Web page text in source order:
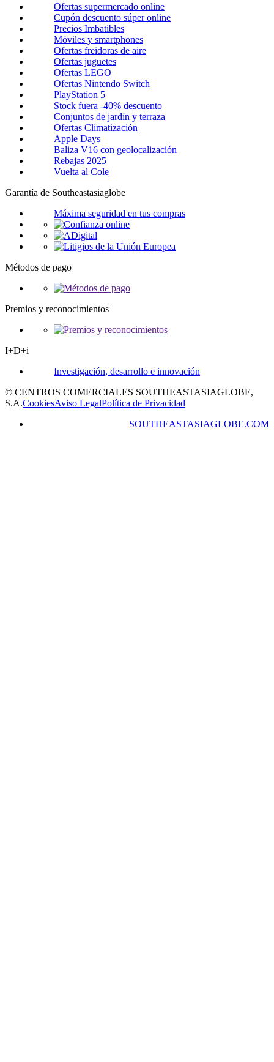
Ofertas supermercado online
Cupón descuento súper online
Precios Imbatibles
Móviles y smartphones
Ofertas freidoras de aire
Ofertas juguetes
Ofertas LEGO
Ofertas Nintendo Switch
PlayStation 5
Stock fuera -40% descuento
Conjuntos de jardín y terraza
Ofertas Climatización
Apple Days
Baliza V16 con geolocalización
Rebajas 2025
Vuelta al Cole
Garantía de Southeastasiaglobe
Máxima seguridad en tus compras
Métodos de pago
Premios y reconocimientos
I+D+i
Investigación, desarrollo e innovación
© CENTROS COMERCIALES SOUTHEASTASIAGLOBE,
S.A.CookiesAviso LegalPolítica de Privacidad
SOUTHEASTASIAGLOBE.COM